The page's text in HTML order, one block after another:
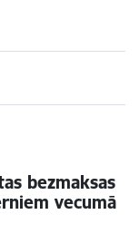
bezmaksas
vecumā